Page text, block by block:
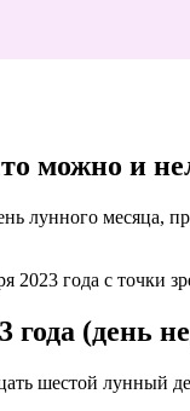
можно и
лунного месяца,
2023 года с точки
года (день
шестой лунный